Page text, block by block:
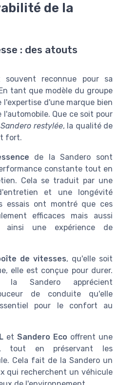
de la
: des atouts
souvent reconnue pour sa
tant que modèle du groupe
l'expertise d'une marque bien
l'automobile. Que ce soit pour
Sandero restylée, la qualité de
fort.
de la Sandero sont
constante tout en
Cela se traduit par une
et une longévité
essais ont montré que ces
efficaces mais aussi
ainsi une expérience de
de vitesses, qu'elle soit
elle est conçue pour durer.
Sandero apprécient
de conduite qu'elle
pour le confort au
et Sandero Eco offrent une
tout en préservant les
Cela fait de la Sandero un
qui recherchent un véhicule